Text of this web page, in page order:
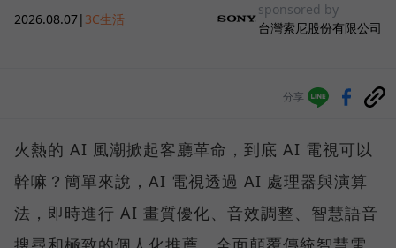
2026.08.07| 3C生活
sponsored by
台灣索尼股份有限公司
分享
火熱的 AI 風潮掀起客廳革命，到底 AI 電視可以
幹嘛？簡單來說，AI 電視透過 AI 處理器與演算
法，即時進行 AI 畫質優化、音效調整、智慧語音